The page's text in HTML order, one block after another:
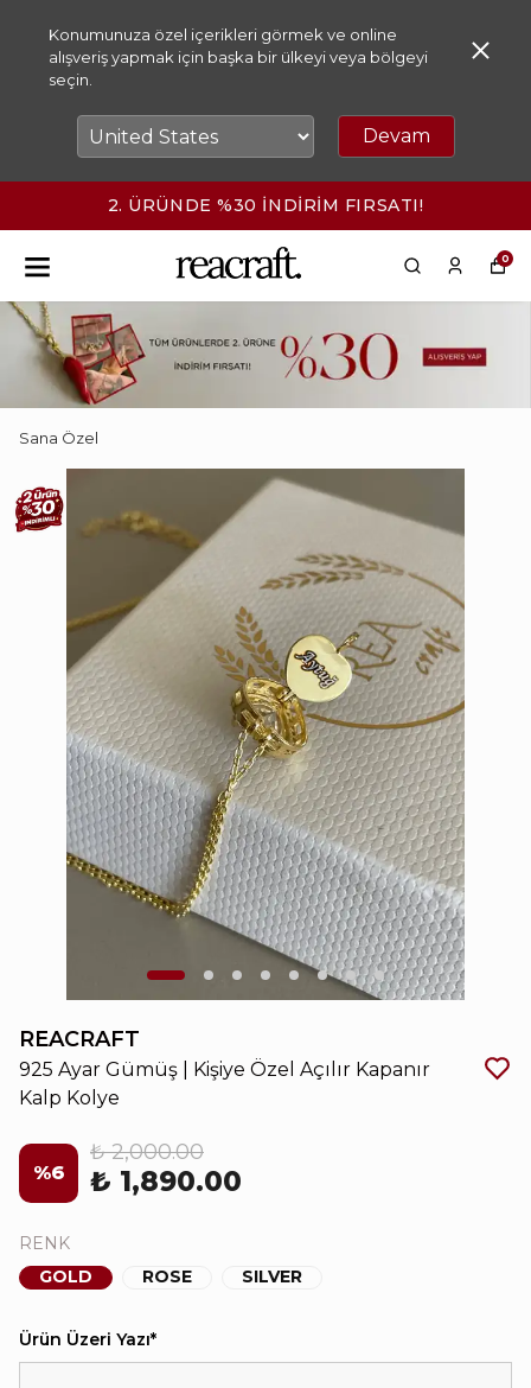
Konumunuza özel içerikleri görmek ve online
alışveriş yapmak için başka bir ülkeyi veya bölgeyi
seçin.
Devam
2. ÜRÜNDE %30 İNDİRİM FIRSATI!
0
Sana Özel
REACRAFT
925 Ayar Gümüş | Kişiye Özel Açılır Kapanır
Kalp Kolye
%6
₺ 2,000.00
₺ 1,890.00
RENK
GOLD
ROSE SILVER
Ürün Üzeri Yazı*